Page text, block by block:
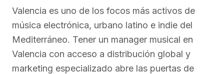
Valencia es uno de los focos más activos de
música electrónica, urbano latino e indie del
Mediterráneo. Tener un manager musical en
Valencia con acceso a distribución global y
marketing especializado abre las puertas de